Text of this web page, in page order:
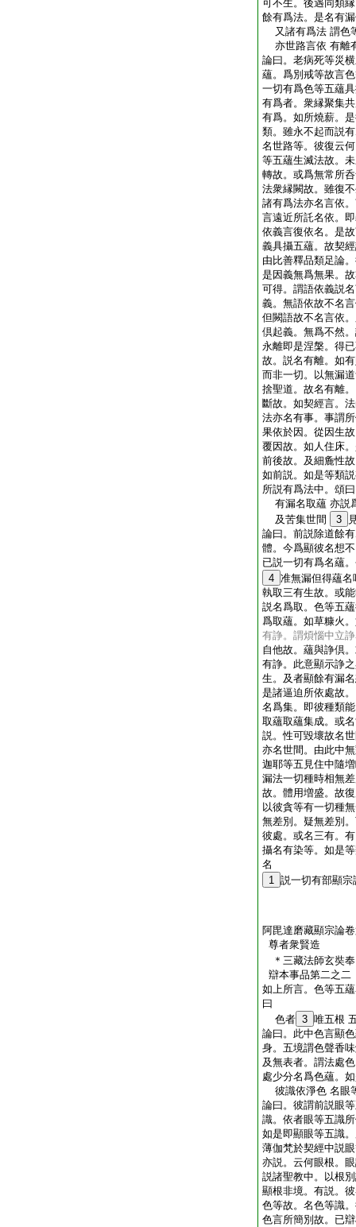
可不生。後遇同類
餘有爲法。是名有
又諸有爲法 謂色
亦世路言依 有離
論曰。老病死等災
蘊。爲別戒等故言
一切有爲色等五蘊
有爲者。衆縁聚集
有爲。如所燒薪。
類。雖永不起而説
名世路等。彼復云
等五蘊生滅法故。
轉故。或爲無常所
法衆縁闕故。雖復
諸有爲法亦名言依
言遠近所託名依。
依義言復依名。是
義具攝五蘊。故契
由比善釋品類足論
是因義無爲無果。
可得。謂語依義説
義。無語依故不名
但闕語故不名言依
倶起義。無爲不然
永離即是涅槃。得
故。説名有離。如
而非一切。以無漏
捨聖道。故名有離
斷故。如契經言。
法亦名有事。事謂
果依於因。從因生
覆因故。如人住床
前後故。及細麁性
如前説。如是等類
所説有爲法中。頌曰
有漏名取蘊 亦説
及苦集世間
3
論曰。前説除道餘
體。今爲顯彼名想
已説一切有爲名蘊
4 准無漏但得蘊
執取三有生故。或
説名爲取。色等五
爲取蘊。如草糠火
有諍。謂煩惱中立
自他故。蘊與諍倶
有諍。此意顯示諍
生。及者顯餘有漏
是諸逼迫所依處故
名爲集。即彼種類
取蘊取蘊集成。或
説。性可毀壞故名
亦名世間。由此中
迦耶等五見住中隨
漏法一切種時相無
故。體用増盛。故
以彼貪等有一切種
無差別。疑無差別
彼處。或名三有。
攝名有染等。如是
名
1 説一切有部顯宗
阿毘達磨藏顯宗論
尊者衆賢造
＊三藏法師玄
辯本事品第二之二
如上所言。色等五
曰
色者 3 唯五根
論曰。此中色言顯
身。五境謂色聲香
及無表者。謂法處
處少分名爲色蘊。
彼識依淨色 名眼
論曰。彼謂前説眼
識。依者眼等五識
如是即顯眼等五識
薄伽梵於契經中説
亦説。云何眼根。
説諸聖教中。以根
顯根非境。有説。
色等故。名色等識
色言所簡別故。已